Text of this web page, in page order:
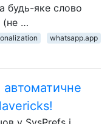
будь-яке слово
(не …
whatsapp.app